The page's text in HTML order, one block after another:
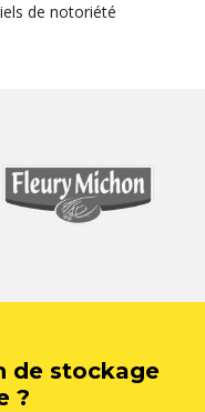
de notoriété
de stockage
?